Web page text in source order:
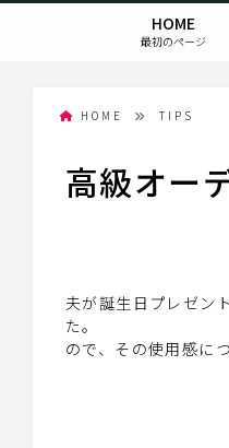
HOME
最初のページ
HOME TIPS
高級オー
夫が誕生日プレゼン
た。
ので、その使用感に